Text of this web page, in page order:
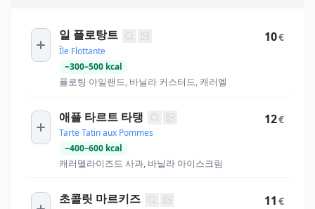
일 플로탕트
Île Flottante
~300–500 kcal
플로팅 아일랜드, 바닐라 커스터드, 캐러멜
10€
애플 타르트 타탱
Tarte Tatin aux Pommes
~400–600 kcal
캐러멜라이즈드 사과, 바닐라 아이스크림
12€
초콜릿 마르키즈 11 €